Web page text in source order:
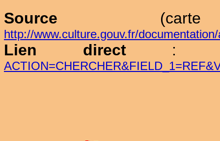
Source (carte
http://www.culture.gouv.fr/
Lien direct